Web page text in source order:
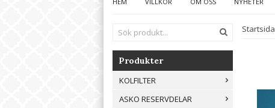
Produkter
KOLFILTER
ASKO RESERVDELAR
Startsida